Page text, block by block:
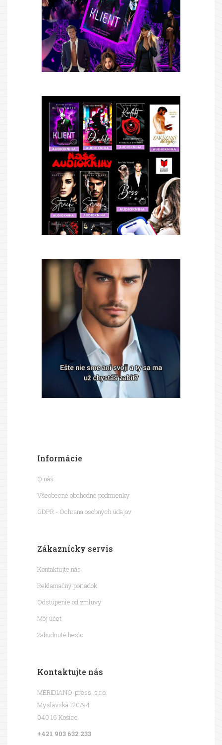
Informácie
O nás
Všeobecné obchodné podmienky
GDPR - Ochrana osobných údajov
Zákaznícky servis
Kontaktujte nás
Reklamačný poriadok
Odstúpenie od zmluvy
Môj účet
Zabudnuté heslo
Kontaktujte nás
MERIDIANO-press, s.r.o.
Myslavská 120/94
040 16 Košice
+421 903 632 233